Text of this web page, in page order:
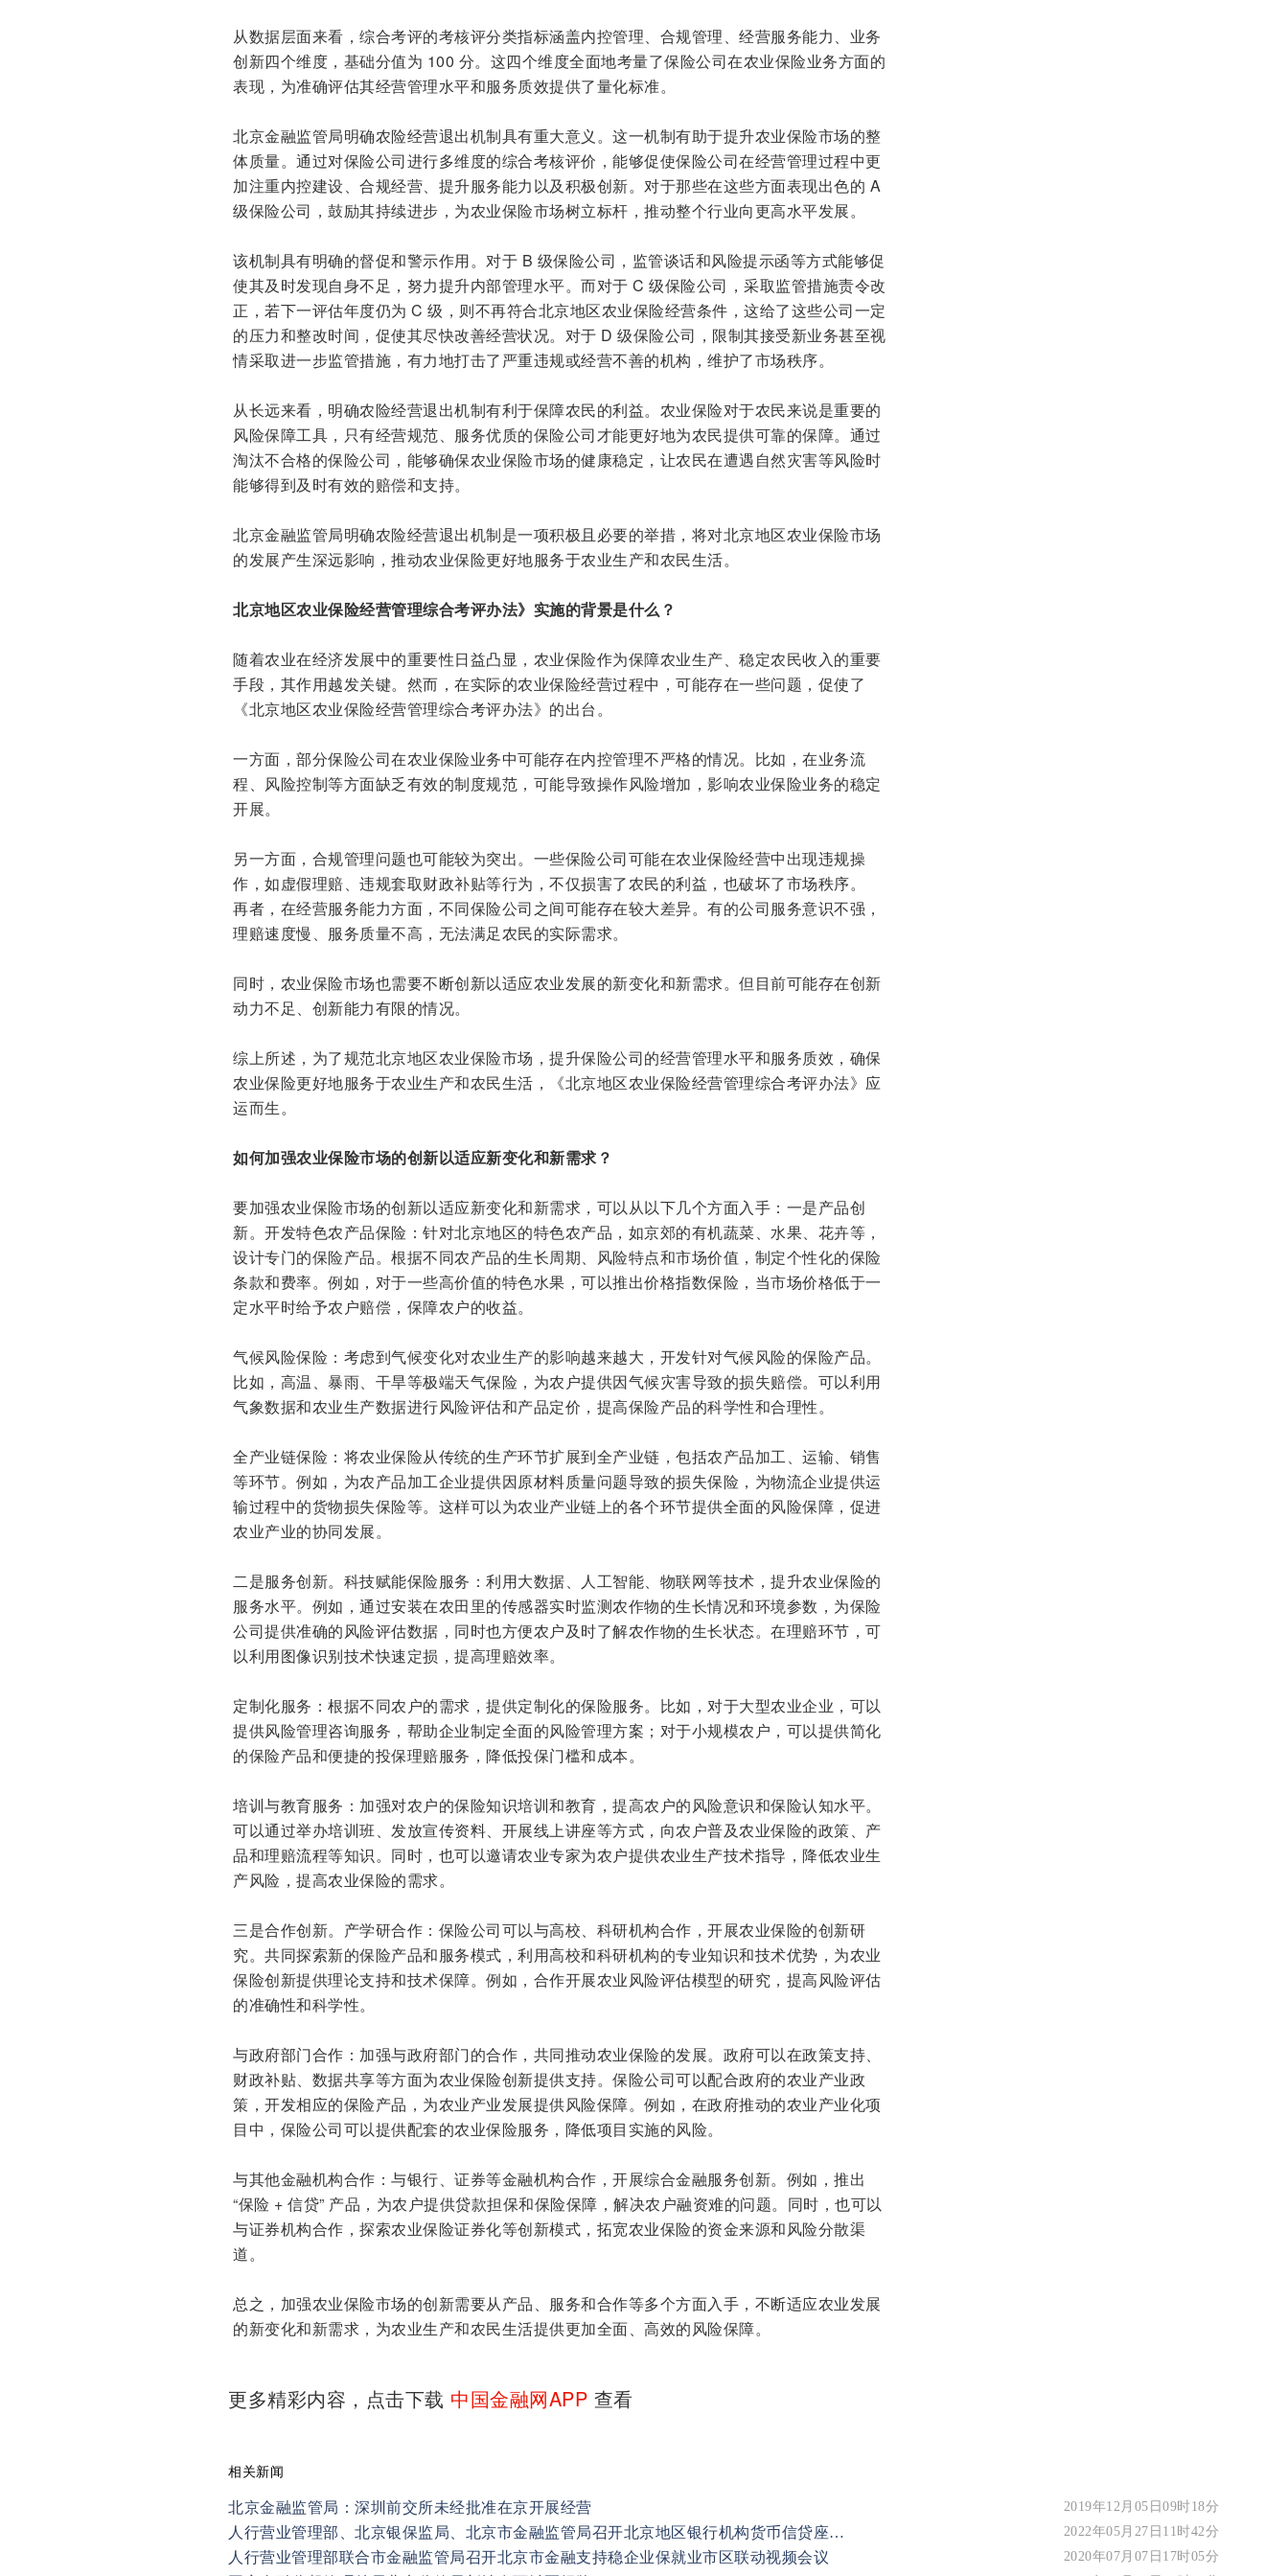
从数据层面来看，综合考评的考核评分类指标涵盖内控管理、合规管理、经营服务能力、业务
创新四个维度，基础分值为 100 分。这四个维度全面地考量了保险公司在农业保险业务方面的
表现，为准确评估其经营管理水平和服务质效提供了量化标准。
北京金融监管局明确农险经营退出机制具有重大意义。这一机制有助于提升农业保险市场的整
体质量。通过对保险公司进行多维度的综合考核评价，能够促使保险公司在经营管理过程中更
加注重内控建设、合规经营、提升服务能力以及积极创新。对于那些在这些方面表现出色的 A
级保险公司，鼓励其持续进步，为农业保险市场树立标杆，推动整个行业向更高水平发展。
该机制具有明确的督促和警示作用。对于 B 级保险公司，监管谈话和风险提示函等方式能够促
使其及时发现自身不足，努力提升内部管理水平。而对于 C 级保险公司，采取监管措施责令改
正，若下一评估年度仍为 C 级，则不再符合北京地区农业保险经营条件，这给了这些公司一定
的压力和整改时间，促使其尽快改善经营状况。对于 D 级保险公司，限制其接受新业务甚至视
情采取进一步监管措施，有力地打击了严重违规或经营不善的机构，维护了市场秩序。
从长远来看，明确农险经营退出机制有利于保障农民的利益。农业保险对于农民来说是重要的
风险保障工具，只有经营规范、服务优质的保险公司才能更好地为农民提供可靠的保障。通过
淘汰不合格的保险公司，能够确保农业保险市场的健康稳定，让农民在遭遇自然灾害等风险时
能够得到及时有效的赔偿和支持。
北京金融监管局明确农险经营退出机制是一项积极且必要的举措，将对北京地区农业保险市场
的发展产生深远影响，推动农业保险更好地服务于农业生产和农民生活。
北京地区农业保险经营管理综合考评办法》实施的背景是什么？
随着农业在经济发展中的重要性日益凸显，农业保险作为保障农业生产、稳定农民收入的重要
手段，其作用越发关键。然而，在实际的农业保险经营过程中，可能存在一些问题，促使了
《北京地区农业保险经营管理综合考评办法》的出台。
一方面，部分保险公司在农业保险业务中可能存在内控管理不严格的情况。比如，在业务流
程、风险控制等方面缺乏有效的制度规范，可能导致操作风险增加，影响农业保险业务的稳定
开展。
另一方面，合规管理问题也可能较为突出。一些保险公司可能在农业保险经营中出现违规操
作，如虚假理赔、违规套取财政补贴等行为，不仅损害了农民的利益，也破坏了市场秩序。
再者，在经营服务能力方面，不同保险公司之间可能存在较大差异。有的公司服务意识不强，
理赔速度慢、服务质量不高，无法满足农民的实际需求。
同时，农业保险市场也需要不断创新以适应农业发展的新变化和新需求。但目前可能存在创新
动力不足、创新能力有限的情况。
综上所述，为了规范北京地区农业保险市场，提升保险公司的经营管理水平和服务质效，确保
农业保险更好地服务于农业生产和农民生活，《北京地区农业保险经营管理综合考评办法》应
运而生。
如何加强农业保险市场的创新以适应新变化和新需求？
要加强农业保险市场的创新以适应新变化和新需求，可以从以下几个方面入手：一是产品创
新。开发特色农产品保险：针对北京地区的特色农产品，如京郊的有机蔬菜、水果、花卉等，
设计专门的保险产品。根据不同农产品的生长周期、风险特点和市场价值，制定个性化的保险
条款和费率。例如，对于一些高价值的特色水果，可以推出价格指数保险，当市场价格低于一
定水平时给予农户赔偿，保障农户的收益。
气候风险保险：考虑到气候变化对农业生产的影响越来越大，开发针对气候风险的保险产品。
比如，高温、暴雨、干旱等极端天气保险，为农户提供因气候灾害导致的损失赔偿。可以利用
气象数据和农业生产数据进行风险评估和产品定价，提高保险产品的科学性和合理性。
全产业链保险：将农业保险从传统的生产环节扩展到全产业链，包括农产品加工、运输、销售
等环节。例如，为农产品加工企业提供因原材料质量问题导致的损失保险，为物流企业提供运
输过程中的货物损失保险等。这样可以为农业产业链上的各个环节提供全面的风险保障，促进
农业产业的协同发展。
二是服务创新。科技赋能保险服务：利用大数据、人工智能、物联网等技术，提升农业保险的
服务水平。例如，通过安装在农田里的传感器实时监测农作物的生长情况和环境参数，为保险
公司提供准确的风险评估数据，同时也方便农户及时了解农作物的生长状态。在理赔环节，可
以利用图像识别技术快速定损，提高理赔效率。
定制化服务：根据不同农户的需求，提供定制化的保险服务。比如，对于大型农业企业，可以
提供风险管理咨询服务，帮助企业制定全面的风险管理方案；对于小规模农户，可以提供简化
的保险产品和便捷的投保理赔服务，降低投保门槛和成本。
培训与教育服务：加强对农户的保险知识培训和教育，提高农户的风险意识和保险认知水平。
可以通过举办培训班、发放宣传资料、开展线上讲座等方式，向农户普及农业保险的政策、产
品和理赔流程等知识。同时，也可以邀请农业专家为农户提供农业生产技术指导，降低农业生
产风险，提高农业保险的需求。
三是合作创新。产学研合作：保险公司可以与高校、科研机构合作，开展农业保险的创新研
究。共同探索新的保险产品和服务模式，利用高校和科研机构的专业知识和技术优势，为农业
保险创新提供理论支持和技术保障。例如，合作开展农业风险评估模型的研究，提高风险评估
的准确性和科学性。
与政府部门合作：加强与政府部门的合作，共同推动农业保险的发展。政府可以在政策支持、
财政补贴、数据共享等方面为农业保险创新提供支持。保险公司可以配合政府的农业产业政
策，开发相应的保险产品，为农业产业发展提供风险保障。例如，在政府推动的农业产业化项
目中，保险公司可以提供配套的农业保险服务，降低项目实施的风险。
与其他金融机构合作：与银行、证券等金融机构合作，开展综合金融服务创新。例如，推出
“保险 + 信贷” 产品，为农户提供贷款担保和保险保障，解决农户融资难的问题。同时，也可以
与证券机构合作，探索农业保险证券化等创新模式，拓宽农业保险的资金来源和风险分散渠
道。
总之，加强农业保险市场的创新需要从产品、服务和合作等多个方面入手，不断适应农业发展
的新变化和新需求，为农业生产和农民生活提供更加全面、高效的风险保障。
更多精彩内容，点击下载 中国金融网APP 查看
相关新闻
北京金融监管局：深圳前交所未经批准在京开展经营 2019年12月05日09时18分
人行营业管理部、北京银保监局、北京市金融监管局召开北京地区银行机构货币信贷座谈会 引导银行加大实体经济支持力度 助力稳住经济大盘 2022年05月27日11时42分
人行营业管理部联合市金融监管局召开北京市金融支持稳企业保就业市区联动视频会议 2020年07月07日17时05分